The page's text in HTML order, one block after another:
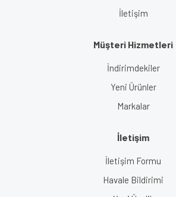
İletişim
Müşteri Hizmetleri
İndirimdekiler
Yeni Ürünler
Markalar
İletişim
İletişim Formu
Havale Bildirimi